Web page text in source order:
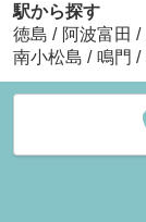
駅から探す
徳島 / 阿波富田 /
南小松島 / 鳴門 /